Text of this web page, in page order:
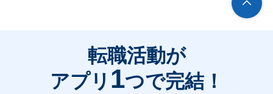
転職活動が
アプリ 1つで完結！